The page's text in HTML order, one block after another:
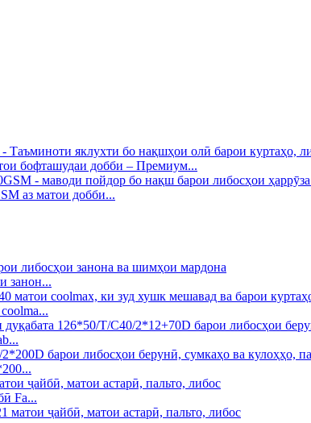
бофташудаи добби – Премиум...
аз матои добби...
занон...
Fa...